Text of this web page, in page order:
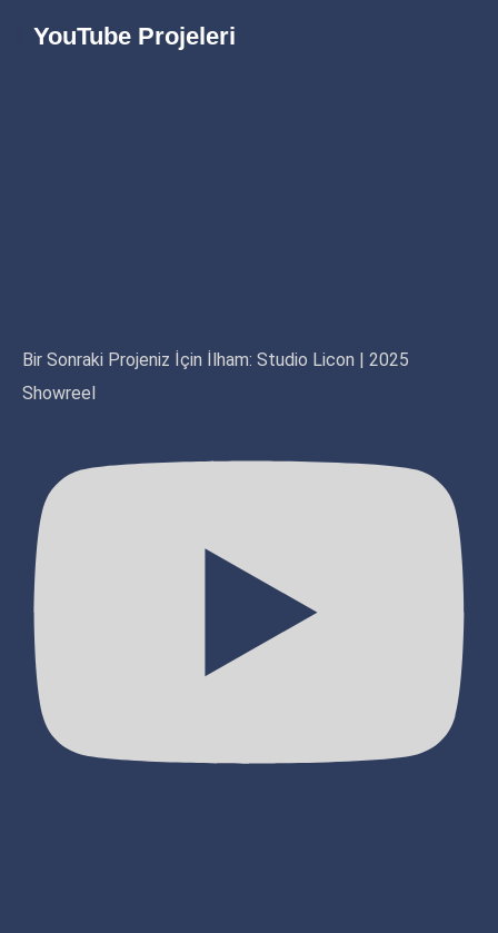
YouTube Projeleri
Bir Sonraki Projeniz İçin İlham: Studio Licon | 2025
Showreel